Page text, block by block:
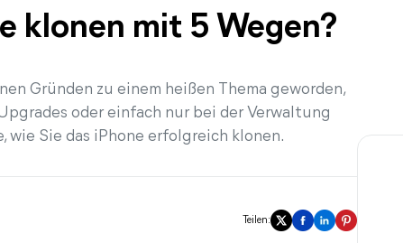
klonen mit 5 Wegen?
Gründen zu einem heißen Thema geworden,
oder einfach nur bei der Verwaltung
wie Sie das iPhone erfolgreich klonen.
Teilen: